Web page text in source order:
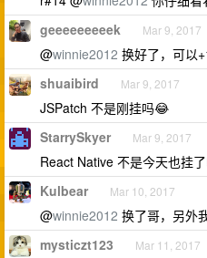
geeeeeeeeek Mar 9, 2017
@winnie2012 换好了，可以
shuaibird Mar 9, 2017
JSPatch 不是刚挂吗😂
StarrySkyer Mar 9, 2017
React Native 不是今天也挂
Kulbear Mar 10, 2017
@winnie2012 换了哥，另外
mysticzt123 Mar 11, 2017